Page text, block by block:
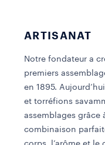
ARTISANAT
Notre fondateur a
premiers
en 1895.
et torréfions
assemblages grâce
combinaison